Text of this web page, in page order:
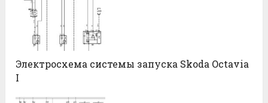
Электросхема системы запуска Skoda Octavia
I